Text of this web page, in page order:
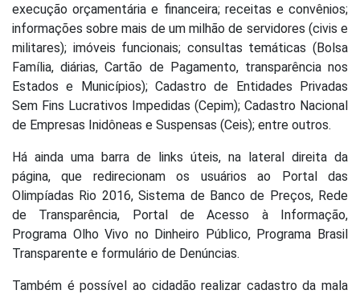
execução orçamentária e financeira; receitas e convênios;
informações sobre mais de um milhão de servidores (civis e
militares); imóveis funcionais; consultas temáticas (Bolsa
Família, diárias, Cartão de Pagamento, transparência nos
Estados e Municípios); Cadastro de Entidades Privadas
Sem Fins Lucrativos Impedidas (Cepim); Cadastro Nacional
de Empresas Inidôneas e Suspensas (Ceis); entre outros.
Há ainda uma barra de links úteis, na lateral direita da
página, que redirecionam os usuários ao Portal das
Olimpíadas Rio 2016, Sistema de Banco de Preços, Rede
de Transparência, Portal de Acesso à Informação,
Programa Olho Vivo no Dinheiro Público, Programa Brasil
Transparente e formulário de Denúncias.
Também é possível ao cidadão realizar cadastro da mala